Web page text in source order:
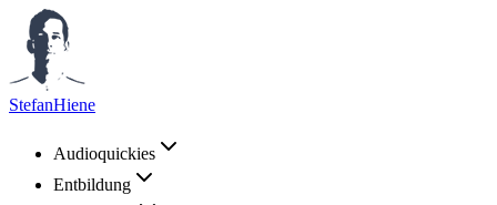
StefanHiene
Audioquickies
Entbildung